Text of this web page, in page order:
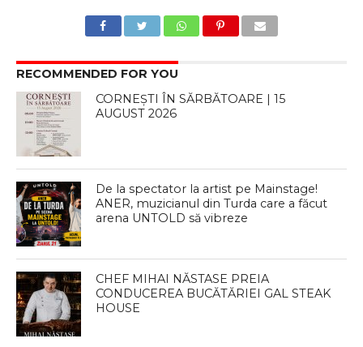
RECOMMENDED FOR YOU
CORNEȘTI ÎN SĂRBĂTOARE | 15
AUGUST 2026
De la spectator la artist pe Mainstage!
ANER, muzicianul din Turda care a făcut
arena UNTOLD să vibreze
CHEF MIHAI NĂSTASE PREIA
CONDUCEREA BUCĂTĂRIEI GAL STEAK
HOUSE